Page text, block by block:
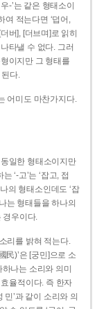
-­’는 같은 형태소이
여 적는다면 ‘덥어,
버], [더브며]로 읽히
타낼 수 없다. 그러
이지만 그 형태를
된다.
어미도 마찬가지다.
동일한 형태소이지만
‘-고’는 ‘잡고, 접
의 형태소인데도 ‘잡
는 형태들을 하나의
경우이다.
리를 밝혀 적는다.
民)’은 [궁민]으로 소
하나는 소리와 의미
율적이다. 즉 한자
민’과 같이 소리와 의